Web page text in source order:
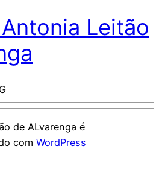
Leitão
de ALvarenga é
com WordPress